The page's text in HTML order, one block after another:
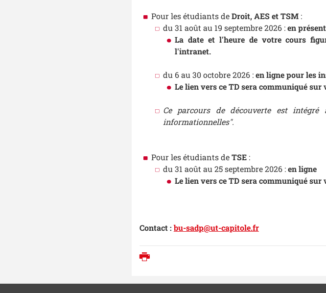
Pour les étudiants deDroit, AES et TSM:
du 31 août au 19 septembre 2026 :en
La date et l'heure de votre cours
l'intranet.
du 6 au 30 octobre 2026 :en ligne pour les
Le lien vers ce TD sera communiqué sur
Ce parcours de découverte est intégré
informationnelles".
Pour les étudiants deTSE:
du 31 août au 25 septembre 2026 :en ligne
Le lien vers ce TD sera communiqué sur
Contact :bu-sadp@ut-capitole.fr